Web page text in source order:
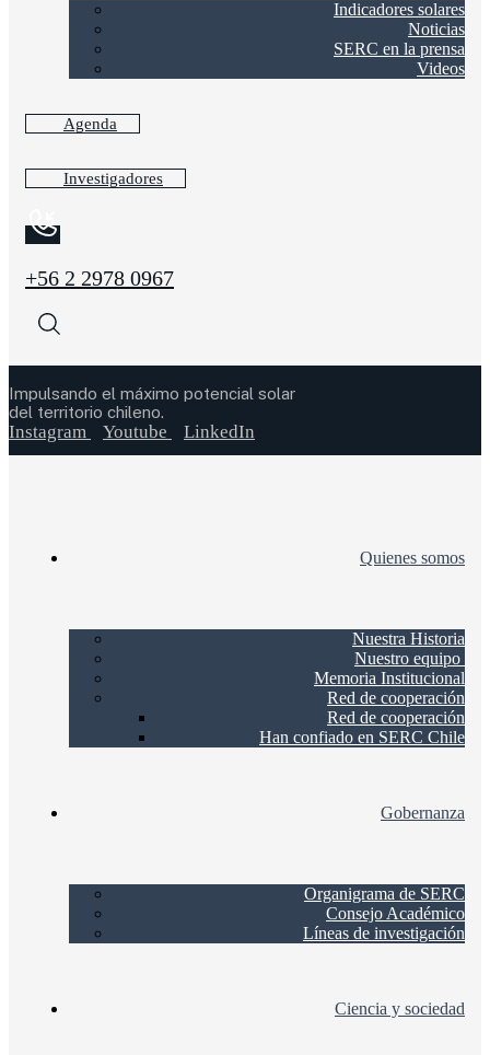
Indicadores solares
Noticias
SERC en la prensa
Videos
Agenda
Investigadores
+56 2 2978 0967
Impulsando el máximo potencial solar
del territorio chileno.
Instagram Youtube LinkedIn
Quienes somos
Nuestra Historia
Nuestro equipo
Memoria Institucional
Red de cooperación
Red de cooperación
Han confiado en SERC Chile
Gobernanza
Organigrama de SERC
Consejo Académico
Líneas de investigación
Ciencia y sociedad